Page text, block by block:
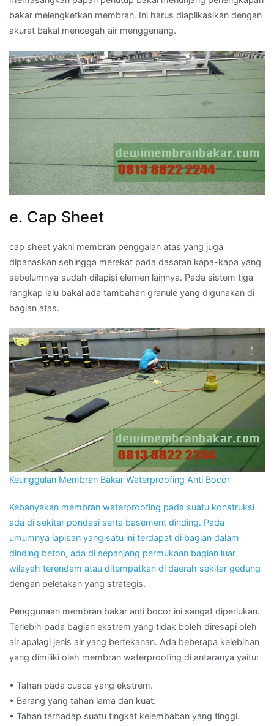
bakar melengketkan membran. Ini harus diaplikasikan dengan
akurat bakal mencegah air menggenang.
e. Cap Sheet
cap sheet yakni membran penggalan atas yang juga
dipanaskan sehingga merekat pada dasaran kapa-kapa yang
sebelumnya sudah dilapisi elemen lainnya. Pada sistem tiga
rangkap lalu bakal ada tambahan granule yang digunakan di
bagian atas.
Keunggulan Membran Bakar Waterproofing Anti Bocor
Kebanyakan membran waterproofing pada suatu konstruksi
ada di sekitar pondasi serta basement dinding. Pada
umumnya lapisan yang satu ini terdapat di bagian dalam
dinding beton, ada di sepanjang permukaan bagian luar
wilayah terendam atau ditempatkan di daerah sekitar gedung
dengan peletakan yang strategis.
Penggunaan membran bakar anti bocor ini sangat diperlukan.
Terlebih pada bagian ekstrem yang tidak boleh diresapi oleh
air apalagi jenis air yang bertekanan. Ada beberapa kelebihan
yang dimiliki oleh membran waterproofing di antaranya yaitu:
• Tahan pada cuaca yang ekstrem.
• Barang yang tahan lama dan kuat.
• Tahan terhadap suatu tingkat kelembaban yang tinggi.